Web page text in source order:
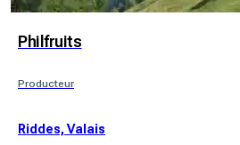
Philfruits
Producteur
Riddes, Valais